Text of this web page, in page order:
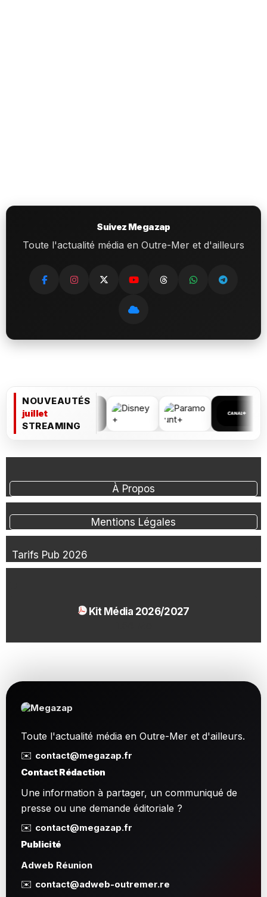
Suivez Megazap
Toute l'actualité média en Outre-Mer et d'ailleurs
NOUVEAUTÉS
juillet
STREAMING
À Propos
Mentions Légales
Tarifs Pub 2026
Kit Média 2026/2027
Toute l'actualité média en Outre-Mer et d'ailleurs.
✉️ contact@megazap.fr
Contact Rédaction
Une information à partager, un communiqué de
presse ou une demande éditoriale ?
✉️ contact@megazap.fr
Publicité
Adweb Réunion
✉️ contact@adweb-outremer.re